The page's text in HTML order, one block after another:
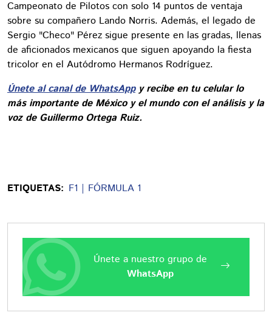
Campeonato de Pilotos con solo 14 puntos de ventaja
sobre su compañero Lando Norris. Además, el legado de
Sergio "Checo" Pérez sigue presente en las gradas, llenas
de aficionados mexicanos que siguen apoyando la fiesta
tricolor en el Autódromo Hermanos Rodríguez.
Únete al canal de WhatsAppy recibe en tu celular lo
más importante de México y el mundo con el análisis y la
voz de Guillermo Ortega Ruiz.
ETIQUETAS: F1 FÓRMULA 1
Únete a nuestro grupo de
WhatsApp